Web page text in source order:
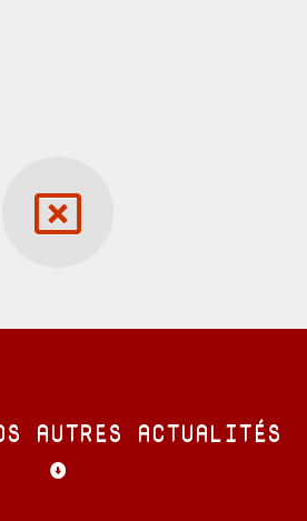
AUTRES ACTUALITÉS